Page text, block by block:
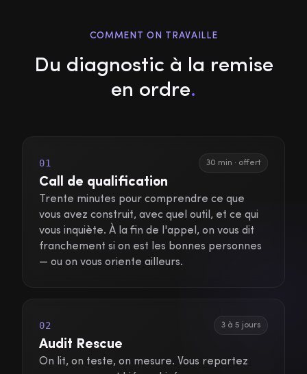
COMMENT ON TRAVAILLE
Du diagnostic à la remise
en ordre.
01 30 min · offert
Call de qualification
Trente minutes pour comprendre ce que
vous avez construit, avec quel outil, et ce qui
vous inquiète. À la fin de l'appel, on vous dit
franchement si on est les bonnes personnes
— ou on vous oriente ailleurs.
02 3 à 5 jours
Audit Rescue
On lit, on teste, on mesure. Vous repartez